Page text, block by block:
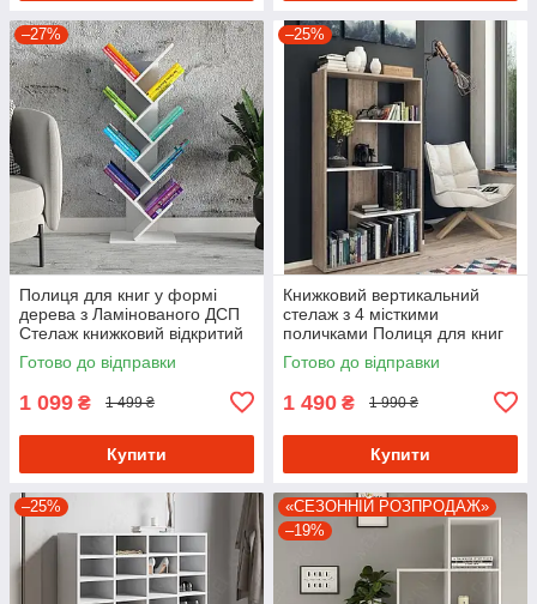
–27%
Полиця для книг у формі
дерева з Ламінованого ДСП
Стелаж книжковий відкритий
шириною 40 см
Готово до відправки
1 099 ₴ 1 499 ₴
Купити
–25%
Книжковий вертикальний
стелаж з 4 місткими
поличками Полиця для книг
та декоративних елементів з
ДСП
Готово до відправки
1 490 ₴ 1 990 ₴
Купити
–25%
«СЕЗОННІЙ РОЗПРОДАЖ»
–19%